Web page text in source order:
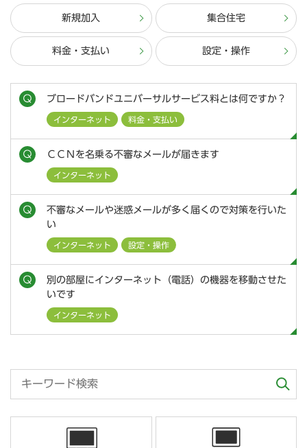
新規加入 集合住宅
料金・支払い 設定・操作
ブロードバンドユニバーサルサービス料とは何ですか？
インターネット 料金・支払い
ＣＣＮを名乗る不審なメールが届きます
インターネット
不審なメールや迷惑メールが多く届くので対策を行いた
い
インターネット 設定・操作
別の部屋にインターネット（電話）の機器を移動させた
いです
インターネット